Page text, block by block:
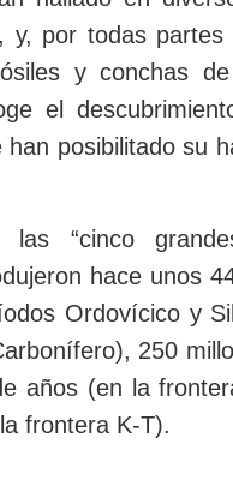
y, por todas
y conchas
el
posibilitado su
“cinco
hace unos
Ordovícico y
250
años (en la
frontera K-T).